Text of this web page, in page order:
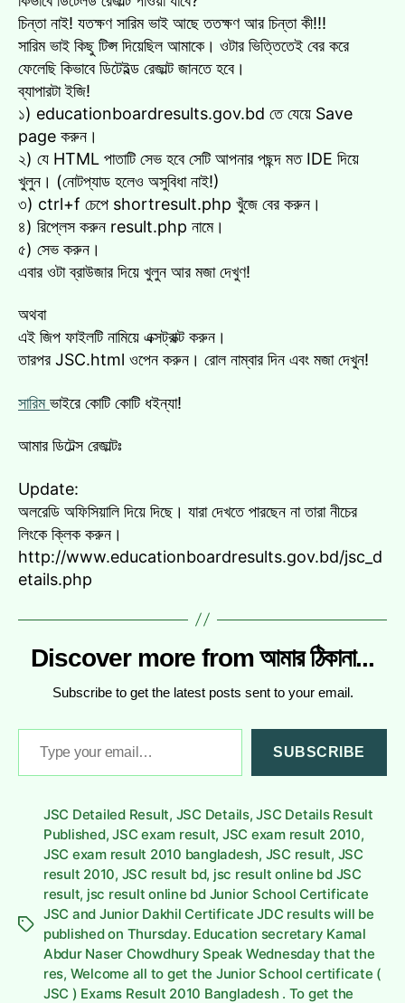
গোল্ডেন
A+
পেয়েছি।
চিন্তা নাই! যতক্ষণ সারিম ভাই আছে ততক্ষণ আর চিন্তা কী!!!
সারিম ভাই কিছু টিপ্স দিয়েছিল আমাকে। ওটার ভিত্তিতেই বের করে
ফেলেছি কিভাবে ডিটেইল্ড রেজাল্ট জানতে হবে।
ব্যাপারটা ইজি!
১) educationboardresults.gov.bd তে যেয়ে Save
page করুন।
২) যে HTML পাতাটি সেভ হবে সেটি আপনার পছন্দ মত IDE দিয়ে
খুলুন। (নোটপ্যাড হলেও অসুবিধা নাই!)
৩) ctrl+f চেপে shortresult.php খুঁজে বের করুন।
৪) রিপ্লেস করুন result.php নামে।
৫) সেভ করুন।
এবার ওটা ব্রাউজার দিয়ে খুলুন আর মজা দেখুণ!
অথবা
এই জিপ ফাইলটি নামিয়ে এক্সট্রাক্ট করুন।
তারপর JSC.html ওপেন করুন। রোল নাম্বার দিন এবং মজা দেখুন!
সারিমভাইরে কোটি কোটি ধইন্যা!
আমার ডিটেল্স রেজাল্টঃ
Update:
অলরেডি অফিসিয়ালি দিয়ে দিছে। যারা দেখতে পারছেন না তারা নীচের
লিংকে ক্লিক করুন।
http://www.educationboardresults.gov.bd/jsc_d
etails.php
Discover more from আমার ঠিকানা...
Subscribe to get the latest posts sent to your email.
your
email…
SUBSCRIBE
Tags
JSC Detailed Result, JSC Details,JSC Details Result
Published,JSC exam result, JSC exam result 2010,
JSC exam result 2010 bangladesh, JSC result, JSC
result 2010, JSC result bd, jsc result online bd JSC
result, jsc result online bd Junior School Certificate
JSC and Junior Dakhil Certificate JDC results will be
published on Thursday. Education secretary Kamal
Abdur Naser Chowdhury Speak Wednesday that the
res, Welcome all to get the Junior School certificate (
JSC ) Exams Result 2010 Bangladesh . To get the